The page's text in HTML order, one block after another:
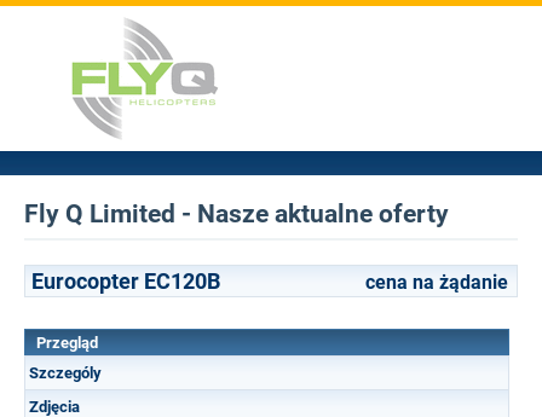
Fly Q Limited - Nasze aktualne oferty
Eurocopter EC120B cena na żądanie
Przegląd
Szczególy
Zdjęcia